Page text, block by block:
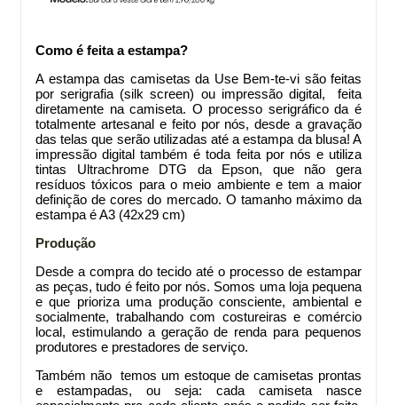
Como é feita a estampa?
A estampa das camisetas da Use Bem-te-vi são feitas
por serigrafia (silk screen) ou impressão digital, feita
diretamente na camiseta. O processo serigráfico da é
totalmente artesanal e feito por nós, desde a gravação
das telas que serão utilizadas até a estampa da blusa! A
impressão digital também é toda feita por nós e utiliza
tintas Ultrachrome DTG da Epson, que não gera
resíduos tóxicos para o meio ambiente e tem a maior
definição de cores do mercado. O tamanho máximo da
estampa é A3 (42x29 cm)
Produção
Desde a compra do tecido até o processo de estampar
as peças, tudo é feito por nós. Somos uma loja pequena
e que prioriza uma produção consciente, ambiental e
socialmente, trabalhando com costureiras e comércio
local, estimulando a geração de renda para pequenos
produtores e prestadores de serviço.
Também não temos um estoque de camisetas prontas
e estampadas, ou seja: cada camiseta nasce